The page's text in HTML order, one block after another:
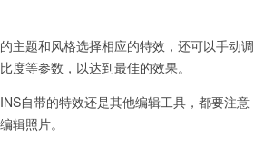
题和风格选择相应的特效，还可以手动调
度等参数，以达到最佳的效果。
自带的特效还是其他编辑工具，都要注意
辑照片。